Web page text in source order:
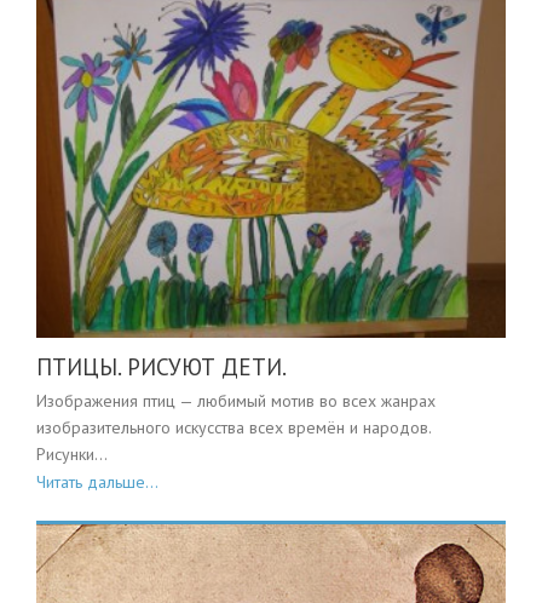
ПТИЦЫ. РИСУЮТ ДЕТИ.
Изображения птиц — любимый мотив во всех жанрах
изобразительного искусства всех времён и народов.
Рисунки...
Читать дальше...